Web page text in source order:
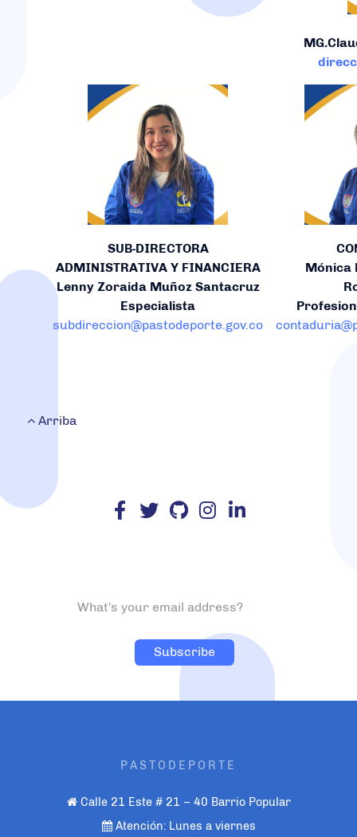
SUB-DIRECTORA
ADMINISTRATIVA Y FINANCIERA
Lenny Zoraida Muñoz Santacruz
Especialista
subdireccion@pastodeporte.gov.co
Mónica
Arriba
PASTODEPORTE
Calle 21 Este # 21 – 40 Barrio Popular
Atención: Lunes a viernes